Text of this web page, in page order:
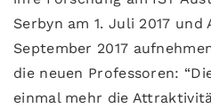
Serbyn am 1. Juli 2017 und
September 2017
die neuen Professoren:
einmal mehr die